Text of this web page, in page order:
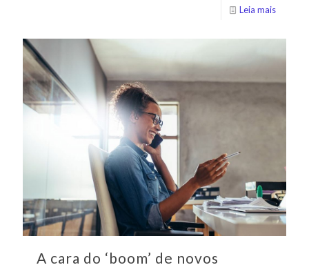
Leia mais
A cara do ‘boom’ de novos